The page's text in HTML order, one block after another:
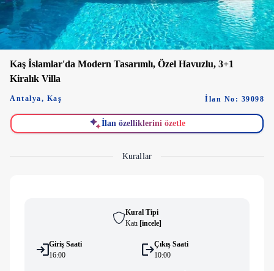
Kaş İslamlar'da Modern Tasarımlı, Özel Havuzlu, 3+1
Kiralık Villa
Antalya, Kaş İlan No: 39098
İlan özelliklerini özetle
Kurallar
Kural Tipi
Katı [i̇ncele]
Giriş Saati
16:00
Çıkış Saati
10:00